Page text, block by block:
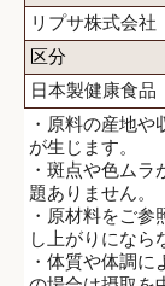
リプサ株式会
区分
日本製健康食品
・原料の産地
が生じます。
・斑点や色ム
題ありません。
・原材料をご
し上がりになら
・体質や体調